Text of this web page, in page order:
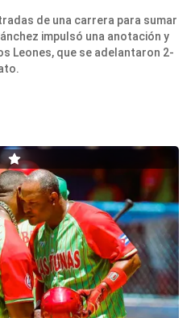
de una carrera para sumar
impulsó una anotación y
Leones, que se adelantaron 2-